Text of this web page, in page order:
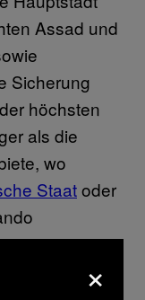
Assad und
Sicherung
höchsten
als die
wo
Staatoder
der syrische
×